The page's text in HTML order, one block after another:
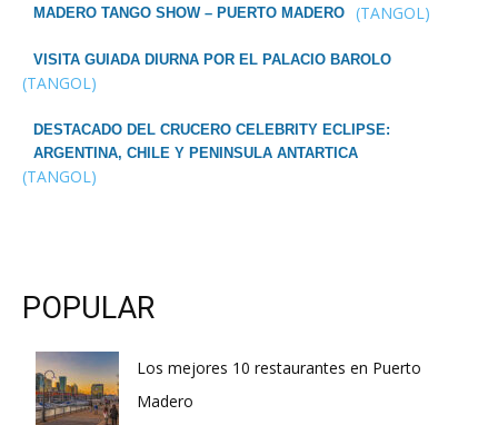
MADERO TANGO SHOW – PUERTO MADERO (TANGOL)
VISITA GUIADA DIURNA POR EL PALACIO BAROLO
(TANGOL)
DESTACADO DEL CRUCERO CELEBRITY ECLIPSE:
ARGENTINA, CHILE Y PENINSULA ANTARTICA
(TANGOL)
POPULAR
Los mejores 10 restaurantes en Puerto
Madero